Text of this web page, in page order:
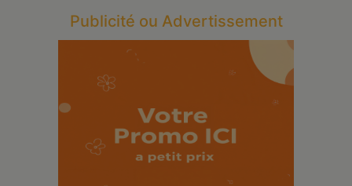
Publicité ou Advertissement